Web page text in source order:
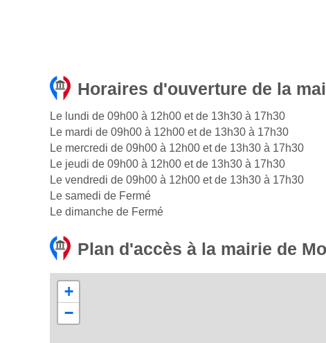
Horaires d'ouverture de la
Le lundi de 09h00 à 12h00 et de 13h30 à 17h30
Le mardi de 09h00 à 12h00 et de 13h30 à 17h30
Le mercredi de 09h00 à 12h00 et de 13h30 à 17h30
Le jeudi de 09h00 à 12h00 et de 13h30 à 17h30
Le vendredi de 09h00 à 12h00 et de 13h30 à 17h30
Le samedi de Fermé
Le dimanche de Fermé
Plan d'accès à la mairie de
+
−